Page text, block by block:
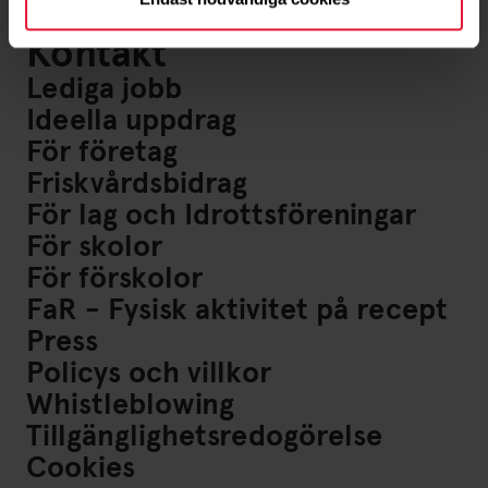
Ny på Friskis
Kontakt
Lediga jobb
Ideella uppdrag
För företag
Friskvårdsbidrag
För lag och Idrottsföreningar
För skolor
För förskolor
FaR - Fysisk aktivitet på recept
Press
Policys och villkor
Whistleblowing
Tillgänglighetsredogörelse
Cookies